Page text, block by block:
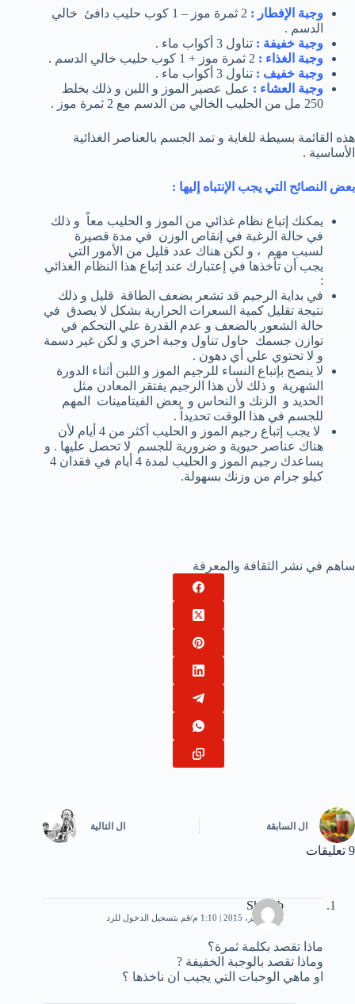
وجبة الإفطار :
2 ثمرة موز – 1 كوب حليب دافئ خالي
الدسم .
وجبة خفيفة : تناول 3 أكواب ماء .
وجبة الغذاء : 2 ثمرة موز + 1 كوب حليب خالي الدسم .
وجبة خفيف : تناول 3 أكواب ماء .
وجبة العشاء : عمل عصير الموز و اللبن و ذلك بخلط
250 مل من الحليب الخالي من الدسم مع 2 ثمرة موز .
هذه القائمة بسيطة للغاية و تمد الجسم بالعناصر الغذائية
الأساسية .
بعض النصائح التي يجب الإنتباه إليها :
يمكنك إتباع نظام غذائي من الموز و الحليب معاً و ذلك
في حالة الرغبة في إنقاص الوزن في مدة قصيرة
لسبب مهم ، و لكن هناك عدد قليل من الأمور التي
يجب أن تأخذها في إعتبارك عند إتباع هذا النظام الغذائي
:
في بداية الرجيم قد تشعر بضعف الطاقة قليل و ذلك
نتيجة تقليل كمية السعرات الحرارية بشكل لا يصدق في
حالة الشعور بالضعف و عدم القدرة علي التحكم في
توازن جسمك حاول تناول وجبة اخري و لكن غير دسمة
و لا تحتوي علي أي دهون .
لا ينصح بإتباع النساء للرجيم الموز و اللبن أثناء الدورة
الشهرية و ذلك لأن هذا الرجيم يفتقر المعادن مثل
الحديد و الزنك و النحاس و بعض الفيتامينات المهم
للجسم في هذا الوقت تحديداً .
لا يجب إتباع رجيم الموز و الحليب أكثر من 4 أيام لأن
هناك عناصر حيوية و ضرورية للجسم لا تحصل عليها . و
يساعدك رجيم الموز و الحليب لمدة 4 أيام في فقدان 4
كيلو جرام من وزنك بسهولة.
ساهم في نشر الثقافة والمعرفة
ال السابقة ال التالية
9 تعليقات
Shehab
28 سبتمبر، 2015 | 1:10 م قم بتسجيل الدخول للرد
ماذا تقصد بكلمة ثمرة؟
وماذا تقصد بالوجبة الخفيفة ?
او ماهي الوحبات التي يجيب ان ناخذها ؟